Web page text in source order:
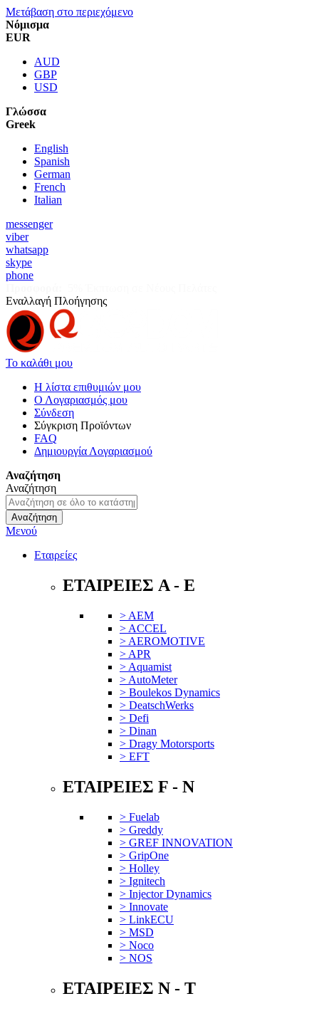
Μετάβαση στο περιεχόμενο
Νόμισμα
EUR
AUD
GBP
USD
Γλώσσα
Greek
English
Spanish
German
French
Italian
messenger
viber
whatsapp
skype
phone
Εναλλαγή Πλοήγησης
Το καλάθι μου
Η λίστα επιθυμιών μου
Ο Λογαριασμός μου
Σύνδεση
Σύγκριση Προϊόντων
FAQ
Δημιουργία Λογαριασμού
Αναζήτηση
Αναζήτηση
Αναζήτηση
Μενού
Εταιρείες
ΕΤΑΙΡΕΙΕΣ A - E
> AEM
> ACCEL
> AEROMOTIVE
> APR
> Aquamist
> AutoMeter
> Boulekos Dynamics
> DeatschWerks
> Defi
> Dinan
> Dragy Motorsports
> EFT
ΕΤΑΙΡΕΙΕΣ F - N
> Fuelab
> Greddy
> GREF INNOVATION
> GripOne
> Holley
> Ignitech
> Injector Dynamics
> Innovate
> LinkECU
> MSD
> Noco
> NOS
ΕΤΑΙΡΕΙΕΣ N - T